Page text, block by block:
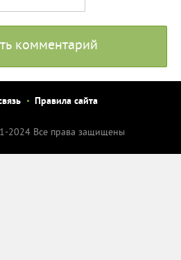
комментарий
Правила сайта
2024 Все права защищены